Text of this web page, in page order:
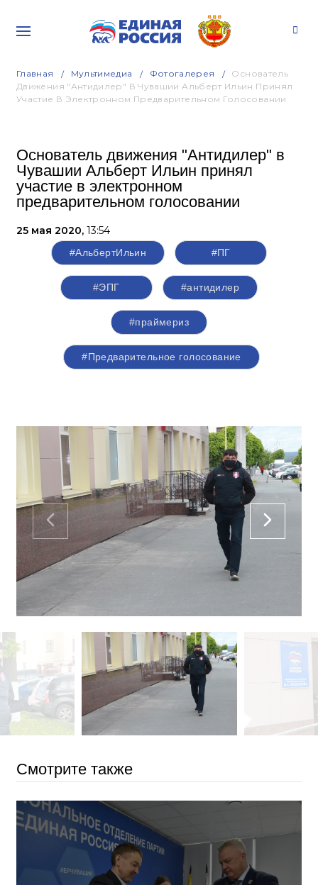
Главная Мультимедиа Фотогалерея
Основатель
Движения "Антидилер" В Чувашии Альберт Ильин Принял
Участие В Электронном Предварительном Голосовании
Основатель движения "Антидилер" в
Чувашии Альберт Ильин принял
участие в электронном
предварительном голосовании
25 мая 2020, 13:54
#АльбертИльин #ПГ
#ЭПГ #антидилер
#праймериз
#Предварительное голосование
Смотрите также